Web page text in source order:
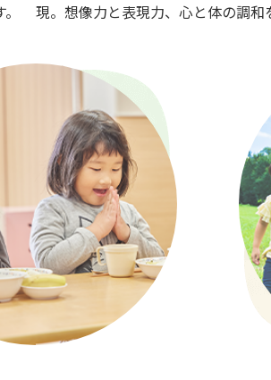
現。想像力と表現力、心と体の調和